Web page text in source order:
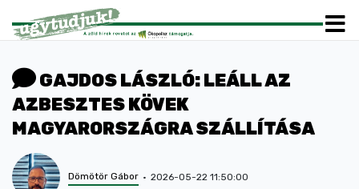
GAJDOS LÁSZLÓ: LEÁLL AZ
AZBESZTES KÖVEK
MAGYARORSZÁGRA SZÁLLÍTÁSA
Dömötör Gábor 2026-05-22 11:50:00